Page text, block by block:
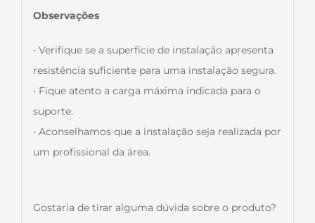
Observações
• Verifique se a superfície de instalação apresenta
resistência suficiente para uma instalação segura.
• Fique atento a carga máxima indicada para o
suporte.
• Aconselhamos que a instalação seja realizada por
um profissional da área.
Gostaria de tirar alguma dúvida sobre o produto?